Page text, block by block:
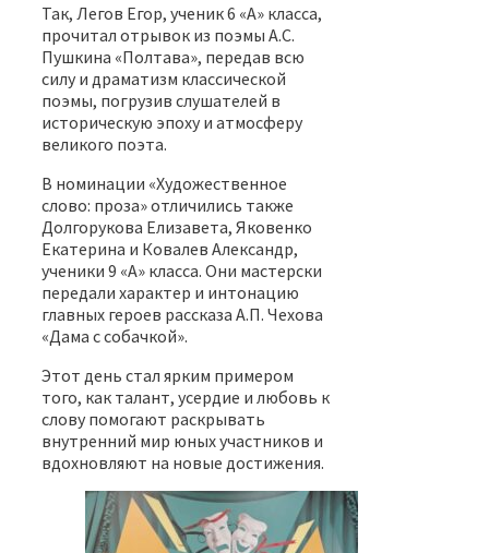
Так, Легов Егор, ученик 6 «А» класса,
прочитал отрывок из поэмы А.С.
Пушкина «Полтава», передав всю
силу и драматизм классической
поэмы, погрузив слушателей в
историческую эпоху и атмосферу
великого поэта.
В номинации «Художественное
слово: проза» отличились также
Долгорукова Елизавета, Яковенко
Екатерина и Ковалев Александр,
ученики 9 «А» класса. Они мастерски
передали характер и интонацию
главных героев рассказа А.П. Чехова
«Дама с собачкой».
Этот день стал ярким примером
того, как талант, усердие и любовь к
слову помогают раскрывать
внутренний мир юных участников и
вдохновляют на новые достижения.